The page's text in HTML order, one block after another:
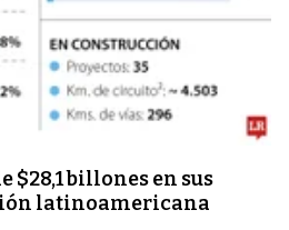
$28,1 billones en sus
latinoamericana